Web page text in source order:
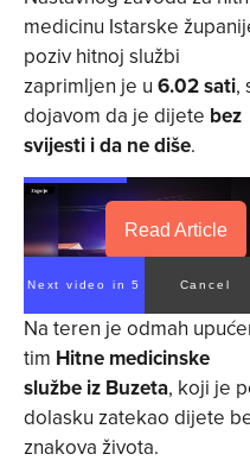
medicinu Istarske
poziv hitnoj službi
zaprimljen je u 6.02 sati,
dojavom da je dijete bez
svijesti i da ne diše.
Read Article
Next video in 4 Cancel
Na teren je odmah
tim Hitne medicinske
službe iz Buzeta, koji je
dolasku zatekao dijete
znakova života.